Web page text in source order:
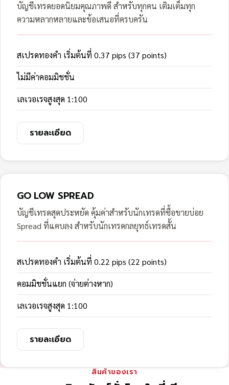
บัญชีเทรดยอดนิยมคุณภาพดี สำหรับทุกคน เติมเต็มทุก
ความหลากหลายและข้อเสนอที่ครบครัน
สเปรดทองคำ เริ่มต้นที่ 0.37 pips (37 points)
ไม่มีค่าคอมมิชชั่น
เลเวอเรจสูงสุด 1:100
รายละเอียด
GO LOW SPREAD
บัญชีเทรดสุดประหยัด คุ้มค่าสำหรับนักเทรดที่ซื้อขายบ่อย
Spread ที่แคบลง สำหรับนักเทรดกลยุทธ์เทรดสั้น
สเปรดทองคำ เริ่มต้นที่ 0.22 pips (22 points)
คอมมิชชั่นแยก (จ่ายต่างหาก)
เลเวอเรจสูงสุด 1:100
รายละเอียด
สินค้าของเรา